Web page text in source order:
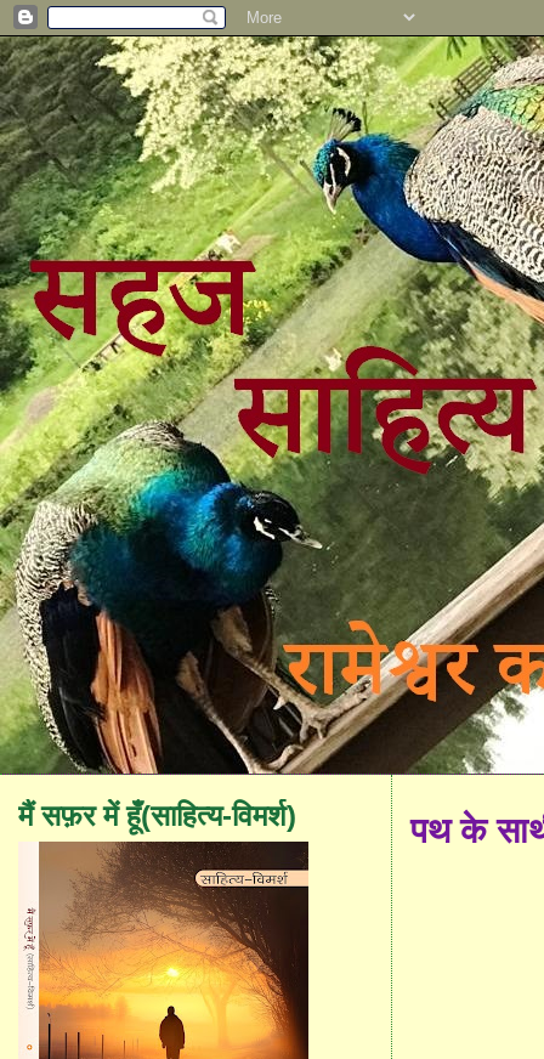
पथ के
मैं सफ़र में हूँ(साहित्य-विमर्श)